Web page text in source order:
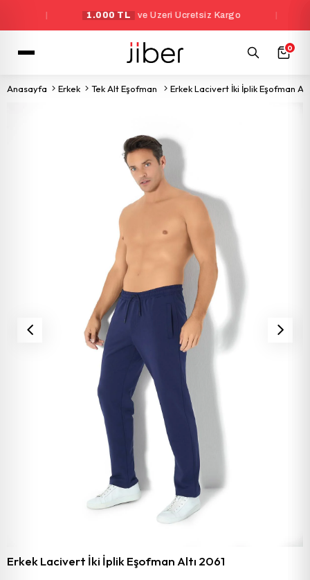
1.000 TL ve Üzeri Ücretsiz Kargo
0
Anasayfa Erkek Tek Alt Eşofman Erkek Lacivert İki İplik Eşofman
Erkek Lacivert İki İplik Eşofman Altı 2061